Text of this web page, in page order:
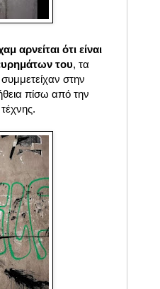
αρνείται ότι είναι
του, τα
στην
πίσω από την